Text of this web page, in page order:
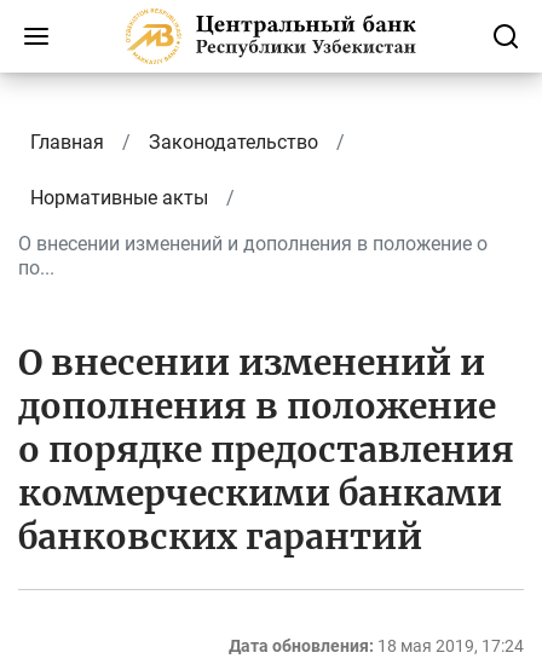
Главная Законодательство
Нормативные акты
О внесении изменений и дополнения в положение о
по...
О внесении изменений и
дополнения в положение
о порядке предоставления
коммерческими банками
банковских гарантий
Дата обновления: 18 мая 2019, 17:24